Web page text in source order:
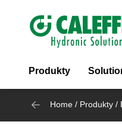
Header
Produkty
Home / Produkty /